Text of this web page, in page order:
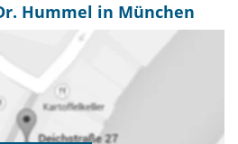
Hummel in München